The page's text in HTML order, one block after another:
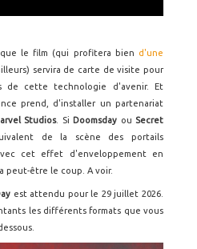
que le film (qui profitera bien d'une
servira de carte de visite pour
de cette technologie d'avenir. Et
prend, d'installer un partenariat
Studios. Si Doomsday ou Secret
de la scène des portails
cet effet d'enveloppement en
peut-être le coup. A voir.
est attendu pour le 29 juillet 2026.
les différents formats que vous